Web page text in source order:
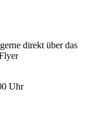
direkt über das
Uhr